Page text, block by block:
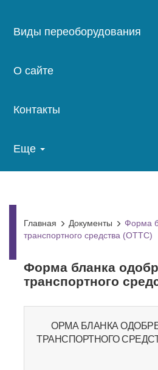
Виды переоборудования
О сайте
Контакты
Еще
Главная Документы
Форма
транспортного средства (ОТТС)
Форма бланка
транспортного
ОРМА БЛАНКА
ТРАНСПОРТНОГО